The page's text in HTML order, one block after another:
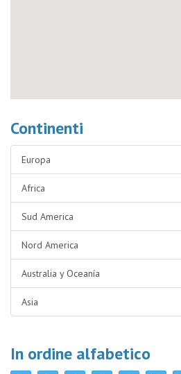
Continenti
Europa
Africa
Sud America
Nord America
Australia y Oceanía
Asia
In ordine alfabetico